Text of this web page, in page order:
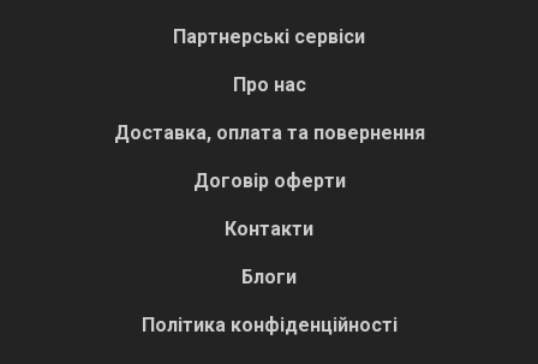
Партнерські сервіси
Про нас
Доставка, оплата та повернення
Договір оферти
Контакти
Блоги
Політика конфіденційності